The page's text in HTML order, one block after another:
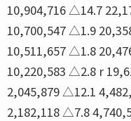
10,904,716 △14.7
10,700,547 △1.9
10,511,657 △1.8
10,220,583 △2.8 r
2,045,879 △12.1
2,182,118 △7.8